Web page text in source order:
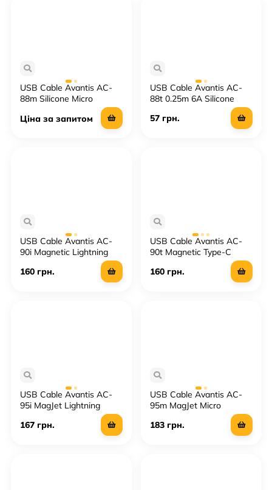
USB Cable Avantis AC-
88m Silicone Micro
Ціна за запитом
USB Cable Avantis AC-
88t 0.25m 6A Silicone
57 грн.
USB Cable Avantis AC-
90i Magnetic Lightning
160 грн.
USB Cable Avantis AC-
90t Magnetic Type-C
160 грн.
USB Cable Avantis AC-
95i MagJet Lightning
167 грн.
USB Cable Avantis AC-
95m MagJet Micro
183 грн.